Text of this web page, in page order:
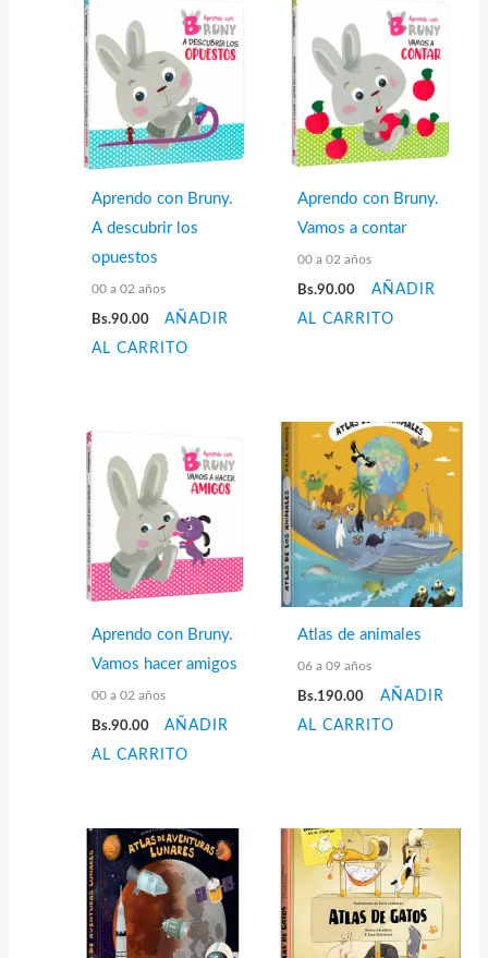
Aprendo con Bruny.
A descubrir los
opuestos
00 a 02 años
Bs.90.00
AÑADIR
AL CARRITO
Aprendo con Bruny.
Vamos a contar
00 a 02 años
Bs.90.00
AÑADIR
AL CARRITO
Aprendo con Bruny.
Vamos hacer amigos
00 a 02 años
Bs.90.00
AÑADIR
AL CARRITO
Atlas de animales
06 a 09 años
Bs.190.00
AÑADIR
AL CARRITO